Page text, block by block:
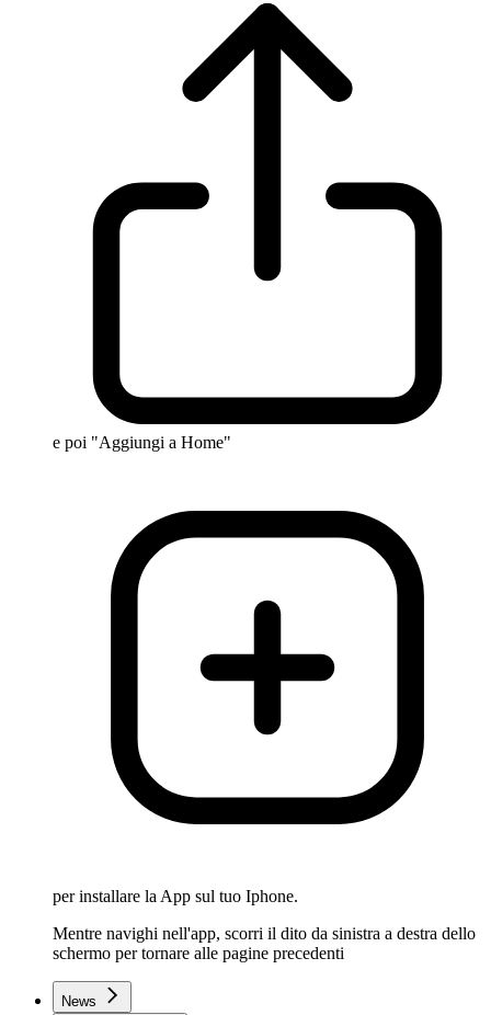
e poi "Aggiungi a Home"
per installare la App sul tuo Iphone.
Mentre navighi nell'app, scorri il dito da sinistra a destra dello
schermo per tornare alle pagine precedenti
News